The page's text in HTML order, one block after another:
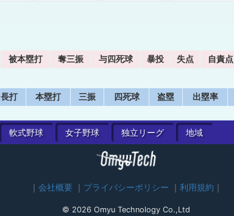
被本塁打 奪三振 与四死球 暴投 失点 自責点
長打 本塁打 三振 四死球 盗塁 出塁率
軟式野球 女子野球 独立リーグ 地域
会社概要 プライバシーポリシー 利用規約
© 2026 Omyu Technology Co.,Ltd